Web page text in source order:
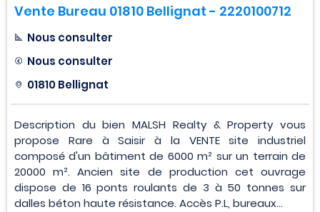
Vente Bureau 01810 Bellignat - 2220100712
Nous consulter
Nous consulter
01810 Bellignat
Description du bien MALSH Realty & Property vous
propose Rare à Saisir à la VENTE site industriel
composé d'un bâtiment de 6000 m² sur un terrain de
20000 m². Ancien site de production cet ouvrage
dispose de 16 ponts roulants de 3 à 50 tonnes sur
dalles béton haute résistance. Accès P.L, bureaux...